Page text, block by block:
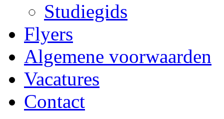
Studiegids
Flyers
Algemene voorwaarden
Vacatures
Contact